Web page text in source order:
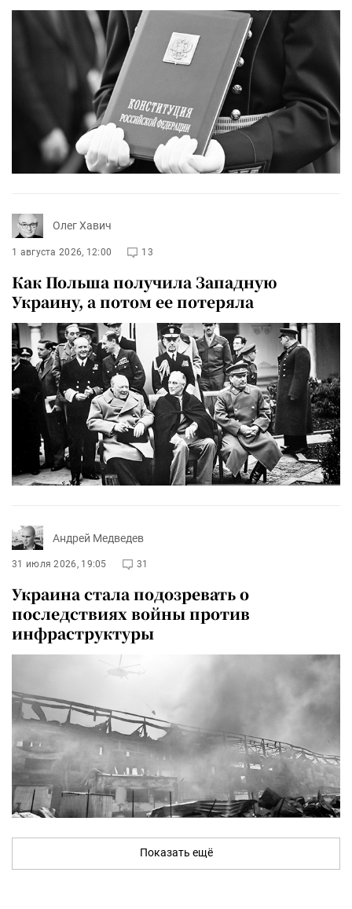
Олег Хавич
1 августа 2026, 12:00 13
Как Польша получила Западную
Украину, а потом ее потеряла
Андрей Медведев
31 июля 2026, 19:05 31
Украина стала подозревать о
последствиях войны против
инфраструктуры
Показать ещё